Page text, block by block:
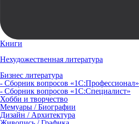
Книги
Нехудожественная литература
Бизнес литература
- Сборник вопросов «1С:Профессионал»
- Сборник вопросов «1С:Специалист»
Хобби и творчество
Мемуары / Биографии
Дизайн / Архитектура